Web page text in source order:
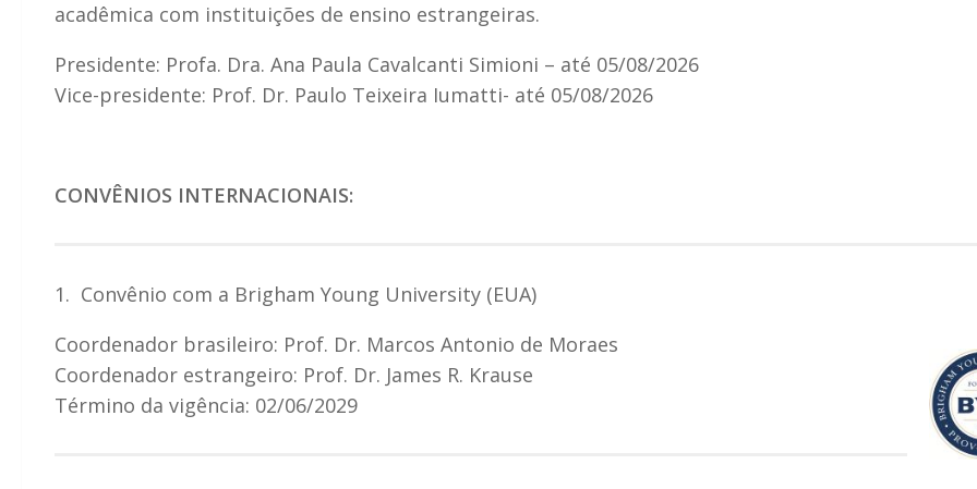
acadêmica com instituições de ensino estrangeiras.
Presidente: Profa. Dra. Ana Paula Cavalcanti Simioni – até 05/08/2026
Vice-presidente: Prof. Dr. Paulo Teixeira Iumatti- até 05/08/2026
CONVÊNIOS INTERNACIONAIS:
1. Convênio com a Brigham Young University (EUA)
Coordenador brasileiro: Prof. Dr. Marcos Antonio de Moraes
Coordenador estrangeiro: Prof. Dr. James R. Krause
Término da vigência: 02/06/2029